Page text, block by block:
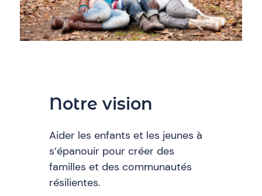
Notre vision
Aider les enfants et les jeunes à
s’épanouir pour créer des
familles et des communautés
résilientes.